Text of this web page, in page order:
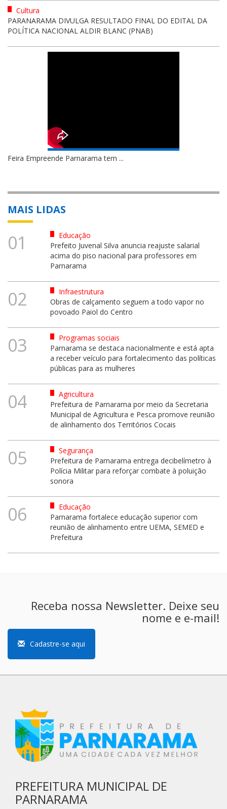
Cultura
PARANARAMA DIVULGA RESULTADO FINAL DO EDITAL DA
POLÍTICA NACIONAL ALDIR BLANC (PNAB)
Feira Empreende Parnarama tem ...
MAIS LIDAS
01
Educação
Prefeito Juvenal Silva anuncia reajuste salarial
acima do piso nacional para professores em
Parnarama
02
Infraestrutura
Obras de calçamento seguem a todo vapor no
povoado Paiol do Centro
03
Programas sociais
Parnarama se destaca nacionalmente e está apta
a receber veículo para fortalecimento das políticas
públicas para as mulheres
04
Agricultura
Prefeitura de Parnarama por meio da Secretaria
Municipal de Agricultura e Pesca promove reunião
de alinhamento dos Territórios Cocais
05
Segurança
Prefeitura de Parnarama entrega decibelímetro à
Polícia Militar para reforçar combate à poluição
sonora
06
Educação
Parnarama fortalece educação superior com
reunião de alinhamento entre UEMA, SEMED e
Prefeitura
Receba nossa Newsletter. Deixe seu
nome e e-mail!
Cadastre-se aqui
PREFEITURA MUNICIPAL DE
PARNARAMA